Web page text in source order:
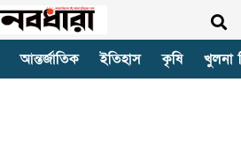
আন্তর্জাতিক ইতিহাস কৃষি খুলনা